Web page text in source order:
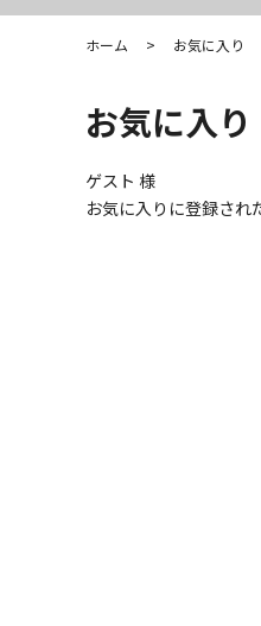
ホーム > お気に入り
お気に入り
ゲスト 様
お気に入りに登録され